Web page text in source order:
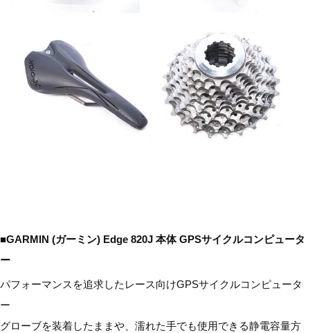
■GARMIN (ガーミン) Edge 820J 本体 GPSサイクルコンピュータ
ー
パフォーマンスを追求したレース向けGPSサイクルコンピュータ
ー
グローブを装着したままや、濡れた手でも使用できる静電容量方